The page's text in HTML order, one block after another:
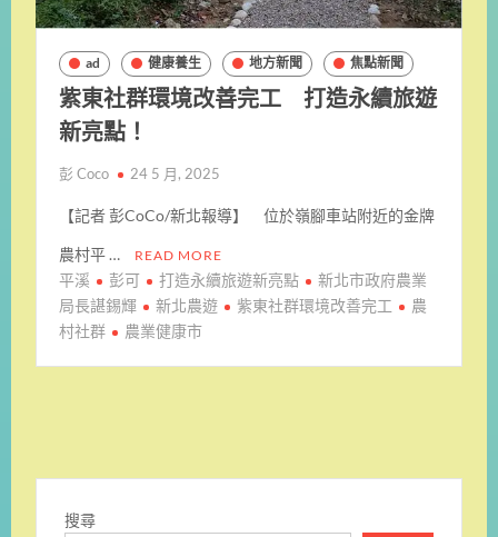
ad 健康養生 地方新聞 焦點新聞
紫東社群環境改善完工 打造永續旅遊
新亮點！
彭 Coco 24 5 月, 2025
【記者 彭CoCo/新北報導】 位於嶺腳車站附近的金牌
農村平 … READ MORE
平溪 彭可 打造永續旅遊新亮點
新北市政府農業
局長諶錫輝
新北農遊 紫東社群環境改善完工
農
村社群
農業健康市
搜尋